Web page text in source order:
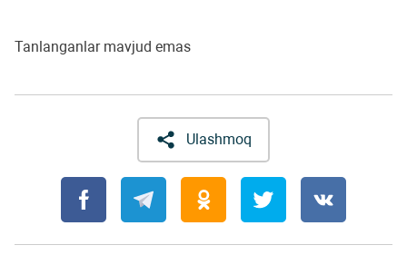
Tanlanganlar mavjud emas
Ulashmoq